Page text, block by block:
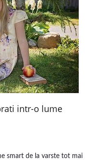
intr-o lume
smart de la varste tot mai